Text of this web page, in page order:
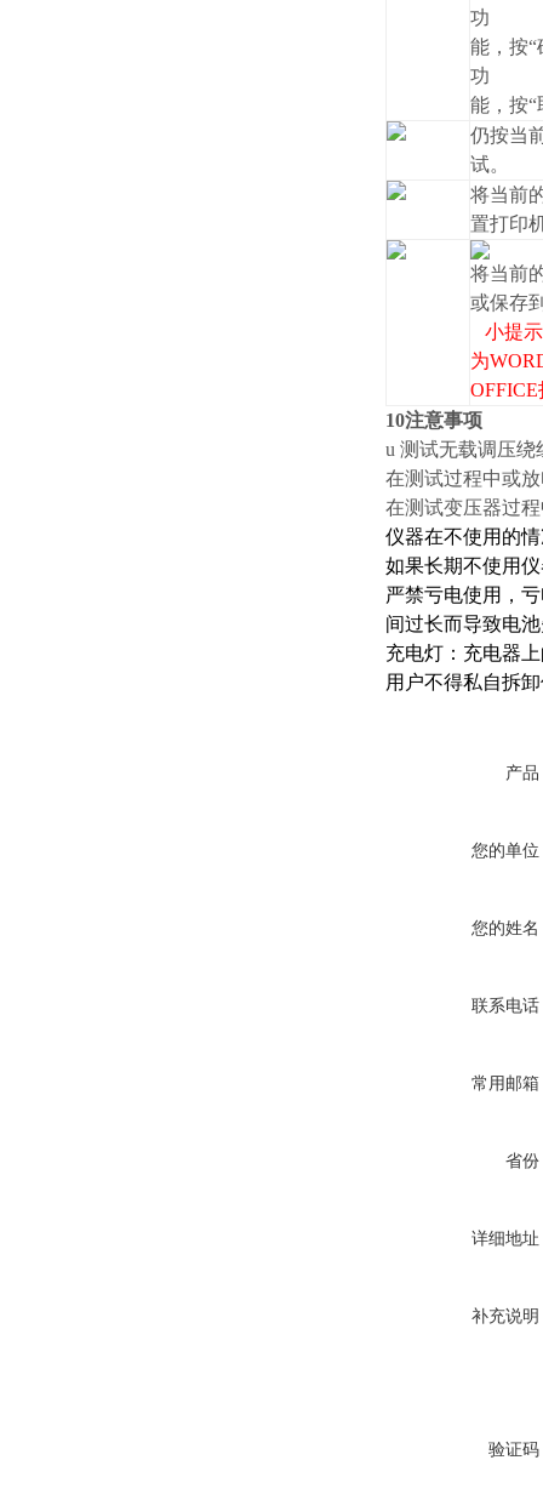
功
能，按“
功
能，按“
仍按当
试。
将当前
置打印
将当前
或保存
小提
为
10注意事项
u 测试无载调压
在测试过程中或
在测试变压器过
仪器在不使用的
如果长期不使用
严禁亏电使用，
间过长而导致电
充电灯：充电器
用户不得私自拆
产品
您的单位
您的姓名
联系电话
常用邮箱
省份
详细地址
补充说明
验证码